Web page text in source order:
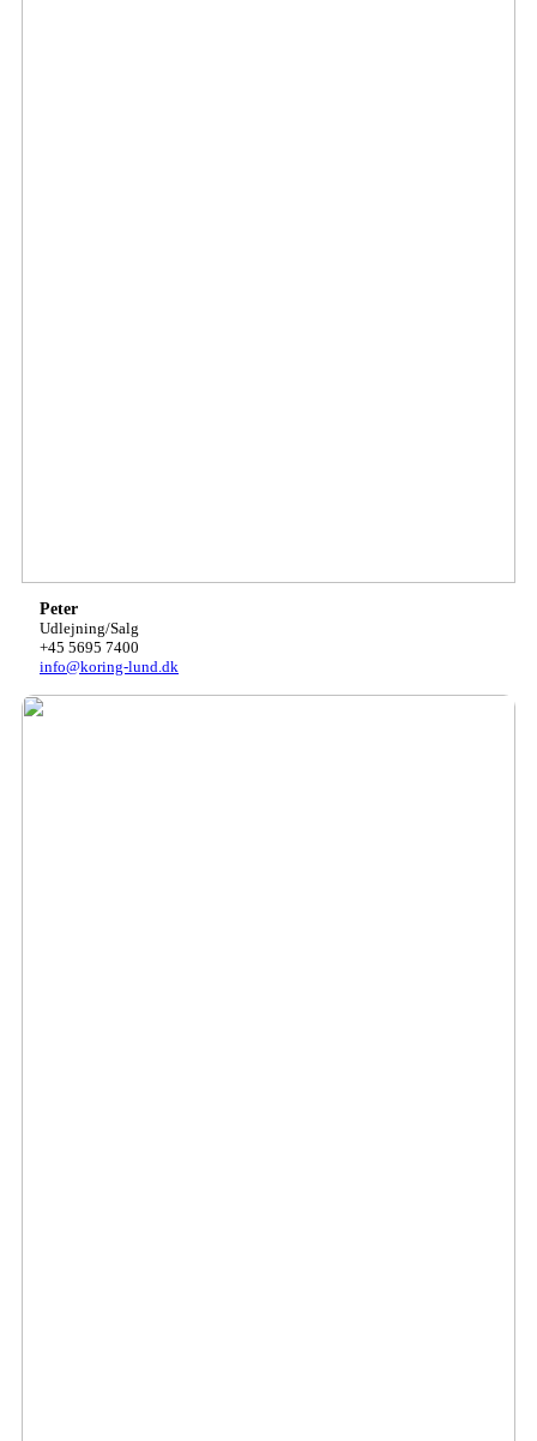
Peter
Udlejning/Salg
+45 5695 7400
info@koring-lund.dk